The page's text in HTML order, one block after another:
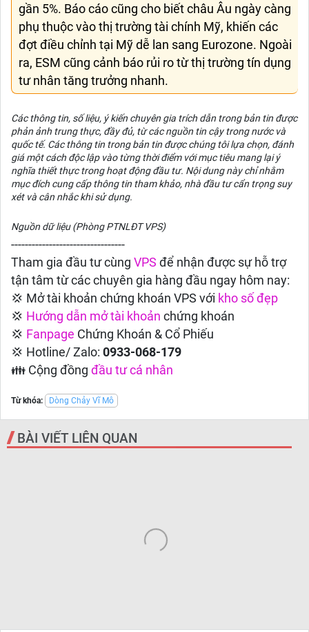
gần 5%. Báo cáo cũng cho biết châu Âu ngày càng
phụ thuộc vào thị trường tài chính Mỹ, khiến các
đợt điều chỉnh tại Mỹ dễ lan sang Eurozone. Ngoài
ra, ESM cũng cảnh báo rủi ro từ thị trường tín dụng
tư nhân tăng trưởng nhanh.
Các thông tin, số liệu, ý kiến chuyên gia trích dẫn trong bản tin được
phản ảnh trung thực, đầy đủ, từ các nguồn tin cậy trong nước và
quốc tế. Các thông tin trong bản tin được chúng tôi lựa chọn, đánh
giá một cách độc lập vào từng thời điểm với mục tiêu mang lại ý
nghĩa thiết thực trong hoạt động đầu tư. Nội dung này chỉ nhằm
mục đích cung cấp thông tin tham khảo, nhà đầu tư cẩn trọng suy
xét và cân nhắc khi sử dụng.
Nguồn dữ liệu (Phòng PTNLĐT VPS)
---------------------------------
Tham gia đầu tư cùng VPS để nhận được sự hỗ trợ
tận tâm từ các chuyên gia hàng đầu ngay hôm nay:
💢 Mở tài khoản chứng khoán VPS với kho số đẹp
💢 Hướng dẫn mở tài khoản chứng khoán
💢 Fanpage Chứng Khoán & Cổ Phiếu
💢 Hotline/ Zalo: 0933-068-179
👪 Cộng đồng đầu tư cá nhân
Từ khóa: Dòng Chảy Vĩ Mô
BÀI VIẾT LIÊN QUAN